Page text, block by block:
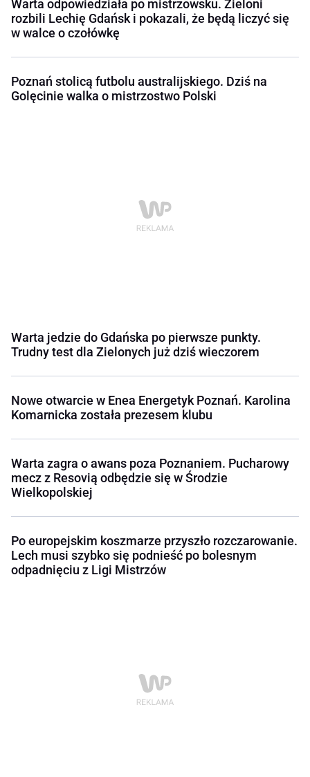
Warta odpowiedziała po mistrzowsku. Zieloni
rozbili Lechię Gdańsk i pokazali, że będą liczyć się
w walce o czołówkę
Poznań stolicą futbolu australijskiego. Dziś na
Golęcinie walka o mistrzostwo Polski
Warta jedzie do Gdańska po pierwsze punkty.
Trudny test dla Zielonych już dziś wieczorem
Nowe otwarcie w Enea Energetyk Poznań. Karolina
Komarnicka została prezesem klubu
Warta zagra o awans poza Poznaniem. Pucharowy
mecz z Resovią odbędzie się w Środzie
Wielkopolskiej
Po europejskim koszmarze przyszło rozczarowanie.
Lech musi szybko się podnieść po bolesnym
odpadnięciu z Ligi Mistrzów